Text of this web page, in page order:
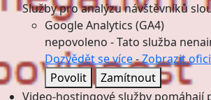
Služby pro analýzu návštěvníků
Google Analytics (GA4)
nepovoleno -Tato služba
Dozvědět se více-Zobrazit
Povolit
Zamítnout
Video-hostingové služby